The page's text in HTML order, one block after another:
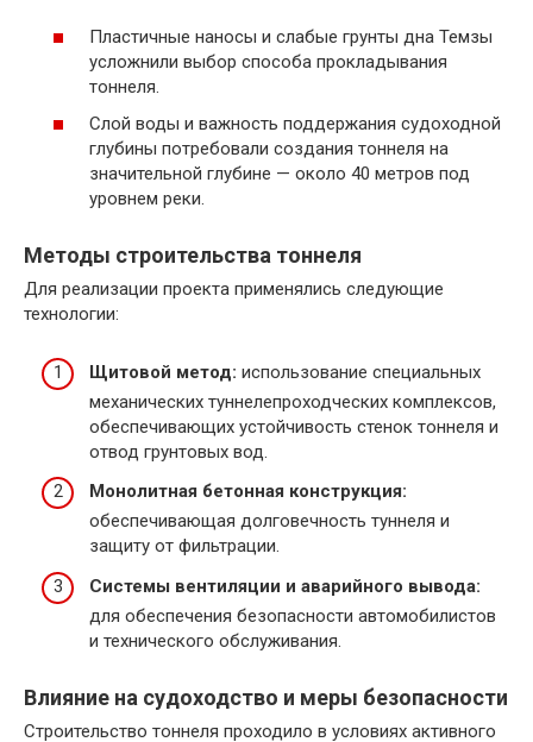
Пластичные наносы и слабые грунты дна Темзы
усложнили выбор способа прокладывания
тоннеля.
Слой воды и важность поддержания судоходной
глубины потребовали создания тоннеля на
значительной глубине — около 40 метров под
уровнем реки.
Методы строительства тоннеля
Для реализации проекта применялись следующие
технологии:
Щитовой метод: использование специальных
механических туннелепроходческих комплексов,
обеспечивающих устойчивость стенок тоннеля и
отвод грунтовых вод.
Монолитная бетонная конструкция:
обеспечивающая долговечность туннеля и
защиту от фильтрации.
Системы вентиляции и аварийного вывода:
для обеспечения безопасности автомобилистов
и технического обслуживания.
Влияние на судоходство и меры безопасности
Строительство тоннеля проходило в условиях активного